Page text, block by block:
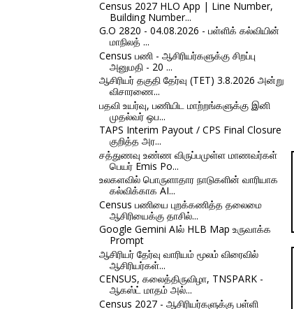
Census 2027 HLO App | Line Number,
Building Number...
G.O 2820 - 04.08.2026 - பள்ளிக் கல்வியின்
மாநிலத் ...
Census பணி - ஆசிரியர்களுக்கு சிறப்பு
அனுமதி - 20 ...
ஆசிரியர் தகுதி தேர்வு (TET) 3.8.2026 அன்று
விசாரணை...
பதவி உயர்வு, பணியிட மாற்றங்களுக்கு இனி
முதல்வர் ஒப...
TAPS Interim Payout / CPS Final Closure
குறித்த அர...
சத்துணவு உண்ண விருப்பமுள்ள மாணவர்கள்
பெயர் Emis Po...
உலகளவில் பொருளாதார நாடுகளின் வாரியாக
கல்விக்காக AI...
Census பணியை புறக்கணித்த தலைமை
ஆசிரியைக்கு தாசில்...
Google Gemini AIல் HLB Map உருவாக்க
Prompt
ஆசிரியர் தேர்வு வாரியம் மூலம் விரைவில்
ஆசிரியர்கள்...
CENSUS, கலைத்திருவிழா, TNSPARK -
ஆகஸ்ட் மாதம் அல்...
Census 2027 - ஆசிரியர்களுக்கு பள்ளி